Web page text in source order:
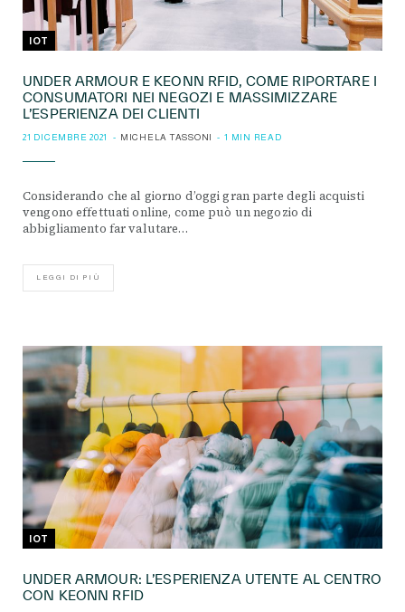
IOT
UNDER ARMOUR E KEONN RFID, COME RIPORTARE I
CONSUMATORI NEI NEGOZI E MASSIMIZZARE
L’ESPERIENZA DEI CLIENTI
21 DICEMBRE 2021 MICHELA TASSONI 1 MIN READ
Considerando che al giorno d’oggi gran parte degli acquisti
vengono effettuati online, come può un negozio di
abbigliamento far valutare…
LEGGI DI PIÙ
IOT
UNDER ARMOUR: L’ESPERIENZA UTENTE AL CENTRO
CON KEONN RFID